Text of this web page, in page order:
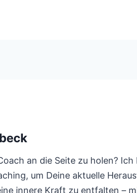
an die Seite zu holen?
um Deine aktuelle
innere Kraft zu entfalten –